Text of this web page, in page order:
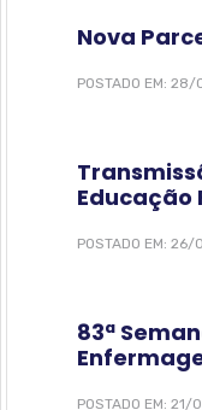
Nova
POSTADO EM:
Educação
POSTADO EM:
83ª
POSTADO EM: